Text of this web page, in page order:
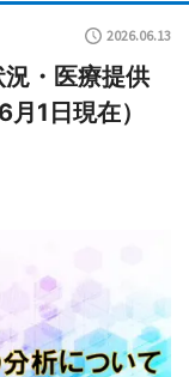
2026.06.13
況・医療提供
1日現在）